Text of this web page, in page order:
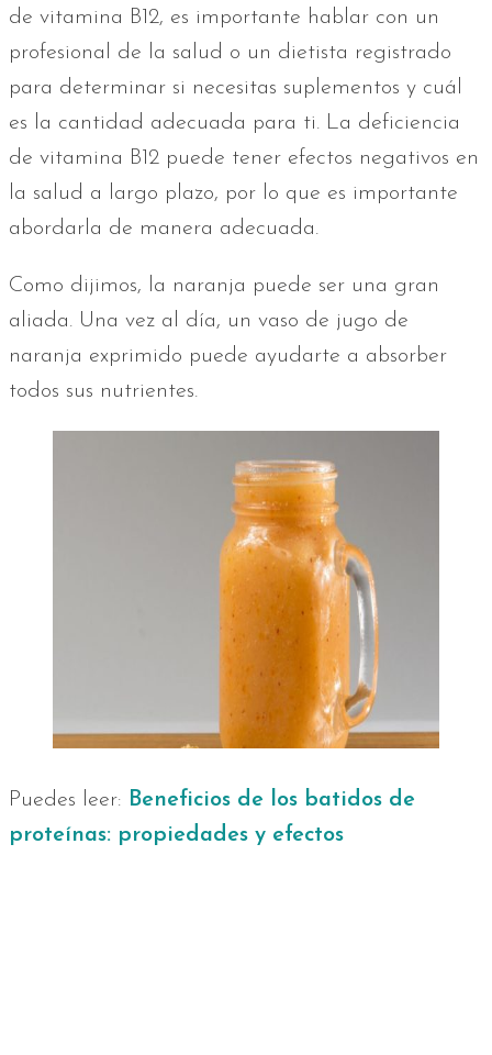
de vitamina B12, es importante hablar con un
profesional de la salud o un dietista registrado
para determinar si necesitas suplementos y cuál
es la cantidad adecuada para ti. La deficiencia
de vitamina B12 puede tener efectos negativos en
la salud a largo plazo, por lo que es importante
abordarla de manera adecuada.
Como dijimos, la naranja puede ser una gran
aliada. Una vez al día, un vaso de jugo de
naranja exprimido puede ayudarte a absorber
todos sus nutrientes.
Puedes leer: Beneficios de los batidos de
proteínas: propiedades y efectos